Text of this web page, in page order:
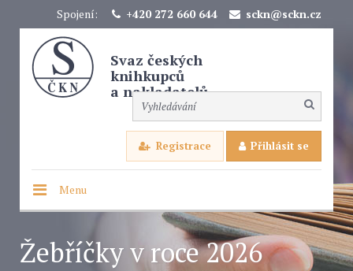
Spojení: +420 272 660 644 sckn@sckn.cz
Svaz českých
knihkupců
a nakladatelů
Registrace Přihlásit se
Menu
Žebříčky v roce 2026